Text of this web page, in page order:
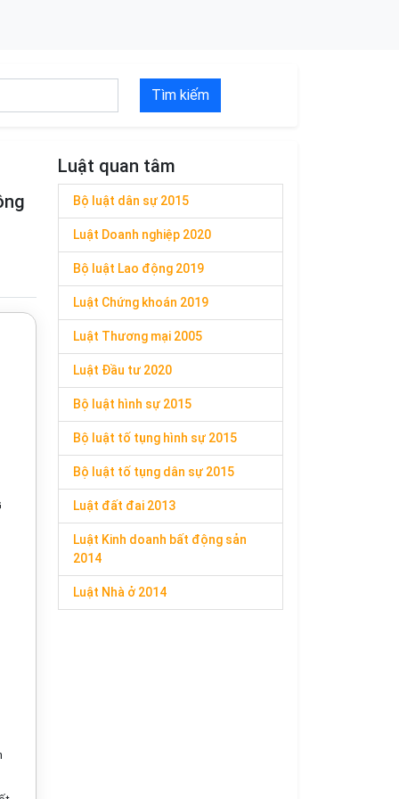
Tìm kiếm
Luật quan tâm
Bộ luật dân sự 2015
Luật Doanh nghiệp 2020
Bộ luật Lao động 2019
Luật Chứng khoán 2019
Luật Thương mại 2005
Luật Đầu tư 2020
Bộ luật hình sự 2015
Bộ luật tố tụng hình sự 2015
Bộ luật tố tụng dân sự 2015
Luật đất đai 2013
Luật Kinh doanh bất động sản
2014
Luật Nhà ở 2014